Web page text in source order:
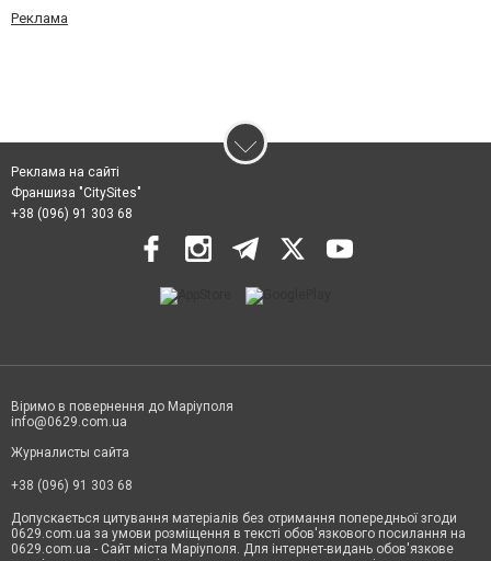
Реклама
Реклама на сайті
Франшиза "CitySites"
+38 (096) 91 303 68
Віримо в повернення до Маріуполя
info@0629.com.ua
Журналисты сайта
+38 (096) 91 303 68
Допускається цитування матеріалів без отримання попередньої згоди
0629.com.ua за умови розміщення в тексті обов'язкового посилання на
0629.com.ua - Сайт міста Маріуполя. Для інтернет-видань обов'язкове